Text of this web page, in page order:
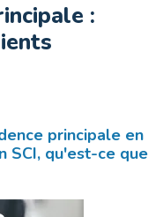
:
principale en
SCI, qu'est-ce que